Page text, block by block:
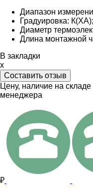
Диапазон
Градуировка:
Диаметр
Длина монтажной
В закладки
x
Составить отзыв
Цену, наличие на
менеджера
₽